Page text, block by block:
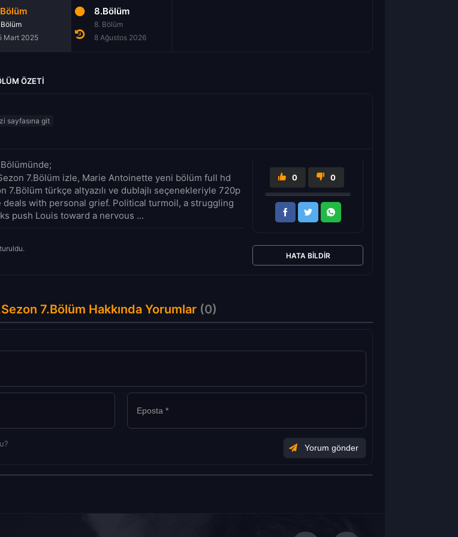
Mart 2025
8.Bölüm
8. Bölüm
8 Ağustos 2026
ÖZETI
7.Bölüm izle, Marie Antoinette yeni bölüm full hd
7.Bölüm türkçe altyazılı ve dublajlı seçenekleriyle 720p
with personal grief. Political turmoil, a struggling
push Louis toward a nervous ...
0 0
HATA BILDIR
7.Bölüm Hakkında Yorumlar (0)